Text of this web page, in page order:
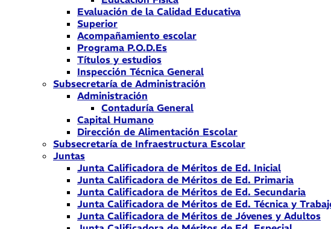
Evaluación de la Calidad Educativa
Superior
Acompañamiento escolar
Programa P.O.D.Es
Títulos y estudios
Inspección Técnica General
Subsecretaría de Administración
Administración
Contaduría General
Capital Humano
Dirección de Alimentación Escolar
Subsecretaría de Infraestructura Escolar
Juntas
Junta Calificadora de Méritos de Ed. Inicial
Junta Calificadora de Méritos de Ed. Primaria
Junta Calificadora de Méritos de Ed. Secundaria
Junta Calificadora de Méritos de Ed. Técnica y
Junta Calificadora de Méritos de Jóvenes y Adultos